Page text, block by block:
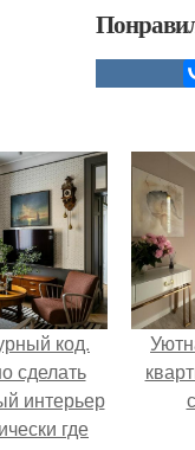
код.
сделать
интерьер
где